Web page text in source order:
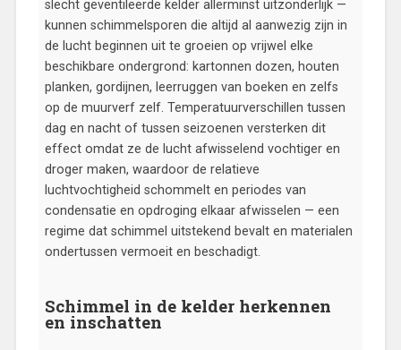
slecht geventileerde kelder allerminst uitzonderlijk —
kunnen schimmelsporen die altijd al aanwezig zijn in
de lucht beginnen uit te groeien op vrijwel elke
beschikbare ondergrond: kartonnen dozen, houten
planken, gordijnen, leerruggen van boeken en zelfs
op de muurverf zelf. Temperatuurverschillen tussen
dag en nacht of tussen seizoenen versterken dit
effect omdat ze de lucht afwisselend vochtiger en
droger maken, waardoor de relatieve
luchtvochtigheid schommelt en periodes van
condensatie en opdroging elkaar afwisselen — een
regime dat schimmel uitstekend bevalt en materialen
ondertussen vermoeit en beschadigt.
Schimmel in de kelder herkennen
en inschatten